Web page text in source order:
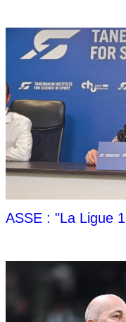
ASSE : "La Ligue